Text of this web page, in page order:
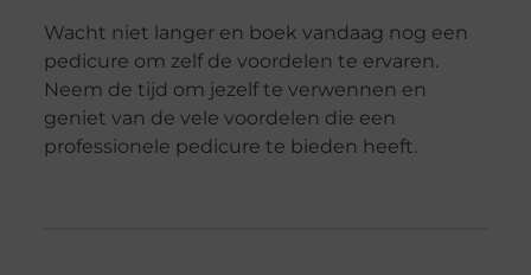
Wacht niet langer en boek vandaag nog een
pedicure om zelf de voordelen te ervaren.
Neem de tijd om jezelf te verwennen en
geniet van de vele voordelen die een
professionele pedicure te bieden heeft.